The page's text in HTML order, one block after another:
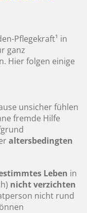
Pflegekraft¹ in
ganz
Hier folgen einige
unsicher fühlen
fremde Hilfe
altersbedingten
Leben in
nicht verzichten
nicht rund